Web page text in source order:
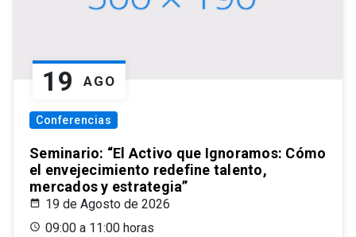
19 AGO
Conferencias
Seminario: “El Activo que Ignoramos: Cómo
el envejecimiento redefine talento,
mercados y estrategia”
19 de Agosto de 2026
09:00 a 11:00 horas